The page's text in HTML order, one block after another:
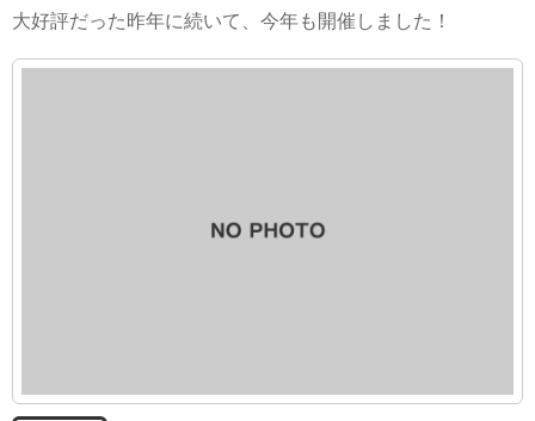
大好評だった昨年に続いて、今年も開催しました！